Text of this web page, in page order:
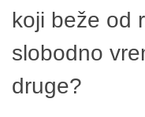
koji beže od
slobodno
druge?